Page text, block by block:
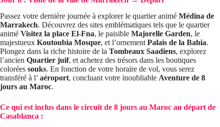
Passez votre dernière journée à explorer le quartier animé Médina de
Marrakech. Découvrez des sites emblématiques tels que le quartier
animé Visitez la place El-Fna, le paisible Majorelle Garden, le
majestueux Koutoubia Mosque, et l’ornement Palais de la Bahia.
Plongez dans la riche histoire de la Tombeaux Saadiens, explorez
l’ancien Quartier juif, et achetez des trésors dans les boutiques
colorées souks. En fonction de votre horaire de vol, vous serez
transféré à l’ aéroport, concluant votre inoubliable Aventure de 8
jours au Maroc.
Ce qui est inclus dans le circuit de 8 jours au Maroc au départ de
Casablanca :